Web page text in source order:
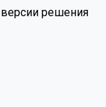
решения